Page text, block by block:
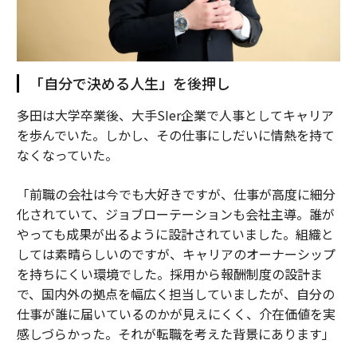
「自分で決める人生」を後押し
多田は大学卒業後、大手SIer企業で人事としてキャリア
を歩んでいた。しかし、その仕事にしだいに情熱を持て
なくなっていた。
「前職の会社は今でも大好きですが、仕事が高度に細分
化されていて、ジョブローテーションも会社主導。誰が
やっても成果が出るように設計されていました。組織と
しては素晴らしいのですが、キャリアのオーナーシップ
を持ちにくい環境でした。採用から報酬制度の設計ま
で、国内外の拠点を幅広く担当していましたが、自分の
仕事が誰に届いているのかが見えにくく、介在価値を実
感しづらかった。それが転職を考えた背景にあります」